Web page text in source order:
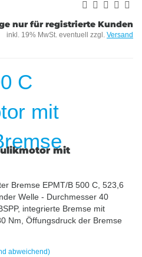
nur für registrierte Kunden
inkl. 19% MwSt. eventuell zzgl. Versand
mit
Bremse EPMT/B 500 C, 523,6
Welle - Durchmesser 40
integrierte Bremse mit
Nm, Öffungsdruck der Bremse
abweichend)